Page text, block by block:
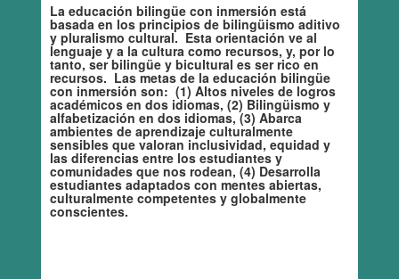
La educación bilingüe con inmersión está
basada en los principios de bilingüismo aditivo
y pluralismo cultural. Esta orientación ve al
lenguaje y a la cultura como recursos, y, por lo
tanto, ser bilingüe y bicultural es ser rico en
recursos. Las metas de la educación bilingüe
con inmersión son: (1) Altos niveles de logros
académicos en dos idiomas, (2) Bilingüismo y
alfabetización en dos idiomas, (3) Abarca
ambientes de aprendizaje culturalmente
sensibles que valoran inclusividad, equidad y
las diferencias entre los estudiantes y
comunidades que nos rodean, (4) Desarrolla
estudiantes adaptados con mentes abiertas,
culturalmente competentes y globalmente
conscientes.